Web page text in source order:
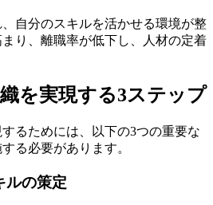
自分のスキルを活かせる環境が整
り、離職率が低下し、人材の定着
を実現する3ステップ
るためには、以下の3つの重要な
る必要があります。
ルの策定